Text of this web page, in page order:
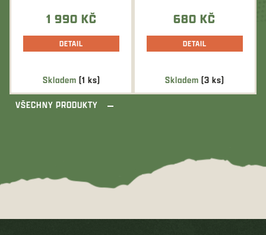
Skladem (1 ks)
1 990 KČ
DETAIL
Skladem (3 ks)
680 KČ
DETAIL
VŠECHNY PRODUKTY